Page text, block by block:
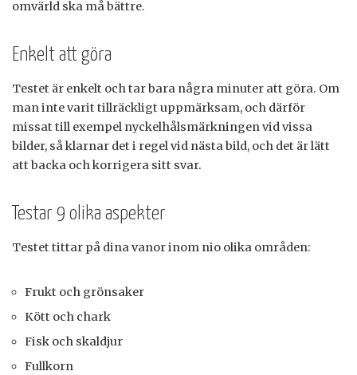
omvärld ska må bättre.
Enkelt att göra
Testet är enkelt och tar bara några minuter att göra. Om
man inte varit tillräckligt uppmärksam, och därför
missat till exempel nyckelhålsmärkningen vid vissa
bilder, så klarnar det i regel vid nästa bild, och det är lätt
att backa och korrigera sitt svar.
Testar 9 olika aspekter
Testet tittar på dina vanor inom nio olika områden:
Frukt och grönsaker
Kött och chark
Fisk och skaldjur
Fullkorn